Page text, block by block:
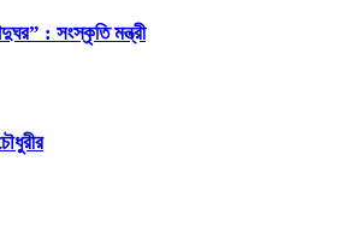
: সংস্কৃতি মন্ত্রী